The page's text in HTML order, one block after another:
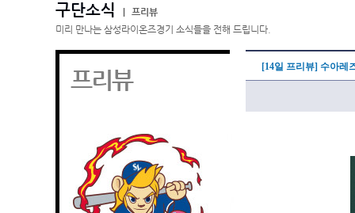
구단소식
프리뷰
미리 만나는 삼성라이온즈경기 소식들을 전해 드립니다.
프리뷰 [14일 프리뷰] 수아레